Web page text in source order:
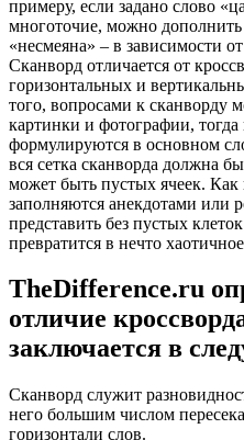
примеру, если задано слово
многоточие, можно
«несмеяна» – в зависимости
Сканворд отличается от
горизонтальных и
того, вопросами к сканворду
картинки и фотографии, тогда
формулируются в основном
вся сетка сканворда должна
может быть пустых ячеек.
заполняются анекдотами или
представить без пустых
превратится в нечто
TheDifference.ru
отличие
заключается в
Сканворд служит
него большим числом
горизонтали слов.